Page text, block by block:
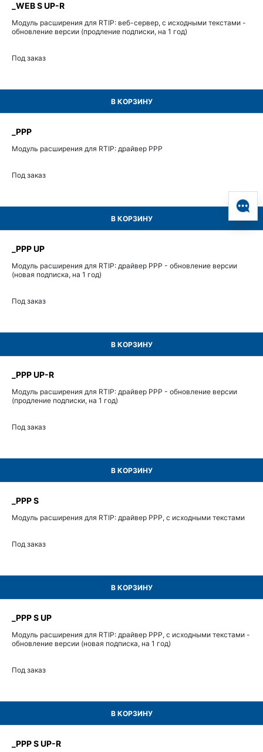
_WEB S UP-R
Модуль расширения для RTIP: веб-сервер, с исходными текстами -
обновление версии (продление подписки, на 1 год)
Под заказ
В КОРЗИНУ
_PPP
Модуль расширения для RTIP: драйвер PPP
Под заказ
В КОРЗИНУ
_PPP UP
Модуль расширения для RTIP: драйвер PPP - обновление версии
(новая подписка, на 1 год)
Под заказ
В КОРЗИНУ
_PPP UP-R
Модуль расширения для RTIP: драйвер PPP - обновление версии
(продление подписки, на 1 год)
Под заказ
В КОРЗИНУ
_PPP S
Модуль расширения для RTIP: драйвер PPP, с исходными текстами
Под заказ
В КОРЗИНУ
_PPP S UP
Модуль расширения для RTIP: драйвер PPP, с исходными текстами -
обновление версии (новая подписка, на 1 год)
Под заказ
В КОРЗИНУ
_PPP S UP-R